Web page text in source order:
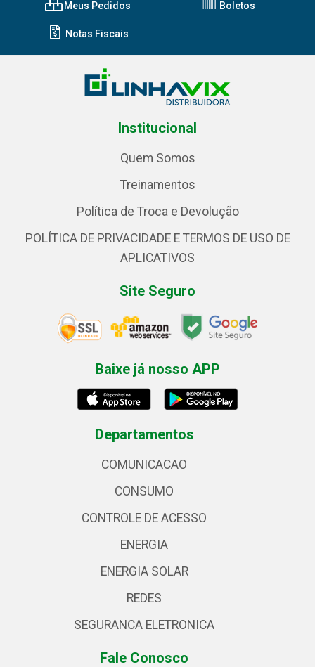
Meus Pedidos Boletos
Notas Fiscais
Institucional
Quem Somos
Treinamentos
Política de Troca e Devolução
POLÍTICA DE PRIVACIDADE E TERMOS DE USO DE
APLICATIVOS
Site Seguro
Baixe já nosso APP
Departamentos
COMUNICACAO
CONSUMO
CONTROLE DE ACESSO
ENERGIA
ENERGIA SOLAR
REDES
SEGURANCA ELETRONICA
Fale Conosco